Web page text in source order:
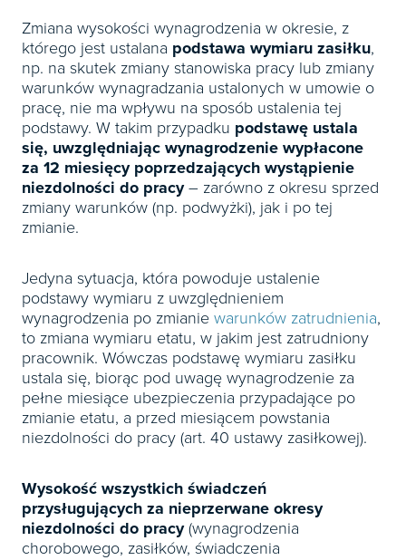
Webinaria
E-booki
Webinaria
Zmiana wysokości wynagrodzenia w okresie, z
którego jest ustalana podstawa wymiaru zasiłku,
np. na skutek zmiany stanowiska pracy lub zmiany
warunków wynagradzania ustalonych w umowie o
pracę, nie ma wpływu na sposób ustalenia tej
podstawy. W takim przypadku podstawę ustala
się, uwzględniając wynagrodzenie wypłacone
za 12 miesięcy poprzedzających wystąpienie
niezdolności do pracy– zarówno z okresu sprzed
zmiany warunków (np. podwyżki), jak i po tej
zmianie.
Jedyna sytuacja, która powoduje ustalenie
podstawy wymiaru z uwzględnieniem
wynagrodzenia po zmianie warunków zatrudnienia,
to zmiana wymiaru etatu, w jakim jest zatrudniony
pracownik. Wówczas podstawę wymiaru zasiłku
ustala się, biorąc pod uwagę wynagrodzenie za
pełne miesiące ubezpieczenia przypadające po
zmianie etatu, a przed miesiącem powstania
niezdolności do pracy (art. 40 ustawy zasiłkowej).
Wysokość wszystkich świadczeń
przysługujących za nieprzerwane okresy
niezdolności do pracy(wynagrodzenia
chorobowego, zasiłków, świadczenia